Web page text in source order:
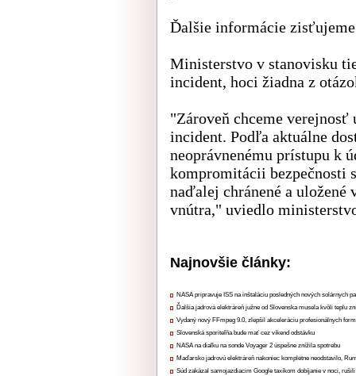
Ďalšie informácie
Ministerstvo v stanovisku
incident, hoci žiadna z
"Zároveň chceme verejnosť
incident. Podľa aktuálne
neoprávnenému prístupu k
kompromitácii bezpečnosti
naďalej chránené a uložené
vnútra," uviedlo
Najnovšie články:
NASA pripravuje ISS na inštaláciu posledných nových solárnych
Ďalšia jadrová elektráreň južne od Slovenska musela kvôli teplu
Vydaný nový FFmpeg 9.0, zlepšil akceleráciu profesionálnych
Slovenská sporiteľňa bude mať cez víkend odstávku
NASA na diaľku na sonde Voyager 2 úspešne znížila spotrebu
Maďarsko jadrovú elektráreň nakoniec kompletne neodstavilo,
Súd zakázal samojazdiacim Google taxíkom dobíjanie v noci,